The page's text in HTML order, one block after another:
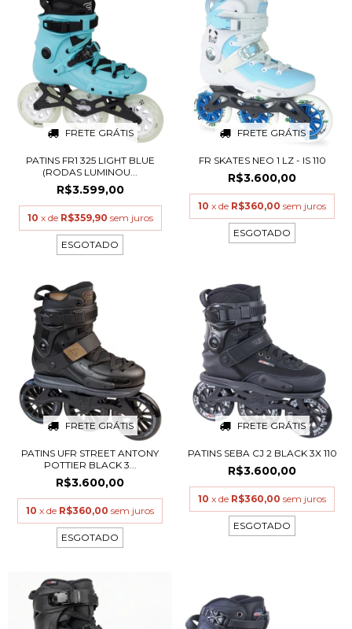
FRETE GRÁTIS
PATINS FR1 325 LIGHT BLUE
(RODAS LUMINOU...
R$3.599,00
10 x de R$359,90 sem juros
ESGOTADO
FRETE GRÁTIS
FR SKATES NEO 1 LZ - IS 110
R$3.600,00
10 x de R$360,00 sem juros
ESGOTADO
FRETE GRÁTIS
PATINS UFR STREET ANTONY
POTTIER BLACK 3...
R$3.600,00
10 x de R$360,00 sem juros
ESGOTADO
FRETE GRÁTIS
PATINS SEBA CJ 2 BLACK 3X 110
R$3.600,00
10 x de R$360,00 sem juros
ESGOTADO